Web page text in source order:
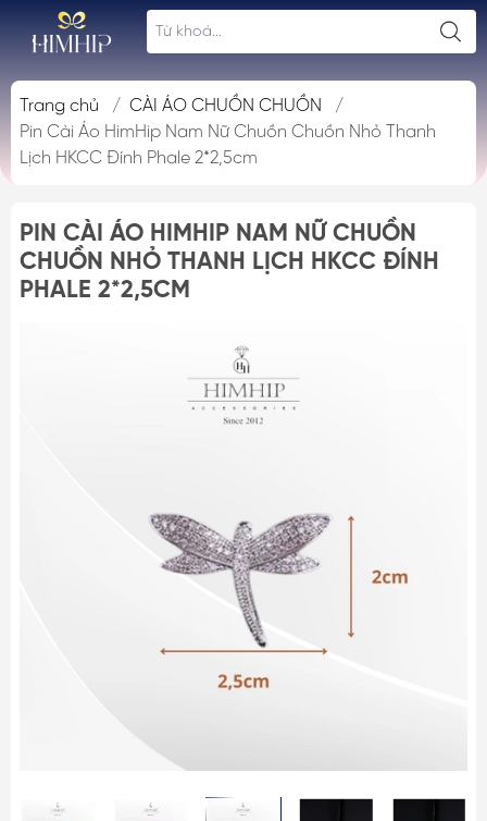
Trang chủ / CÀI ÁO CHUỒN CHUỒN
/
Pin Cài Áo HimHip Nam Nữ Chuồn Chuồn Nhỏ Thanh
Lịch HKCC Đính Phale 2*2,5cm
PIN CÀI ÁO HIMHIP NAM NỮ CHUỒN
CHUỒN NHỎ THANH LỊCH HKCC ĐÍNH
PHALE 2*2,5CM